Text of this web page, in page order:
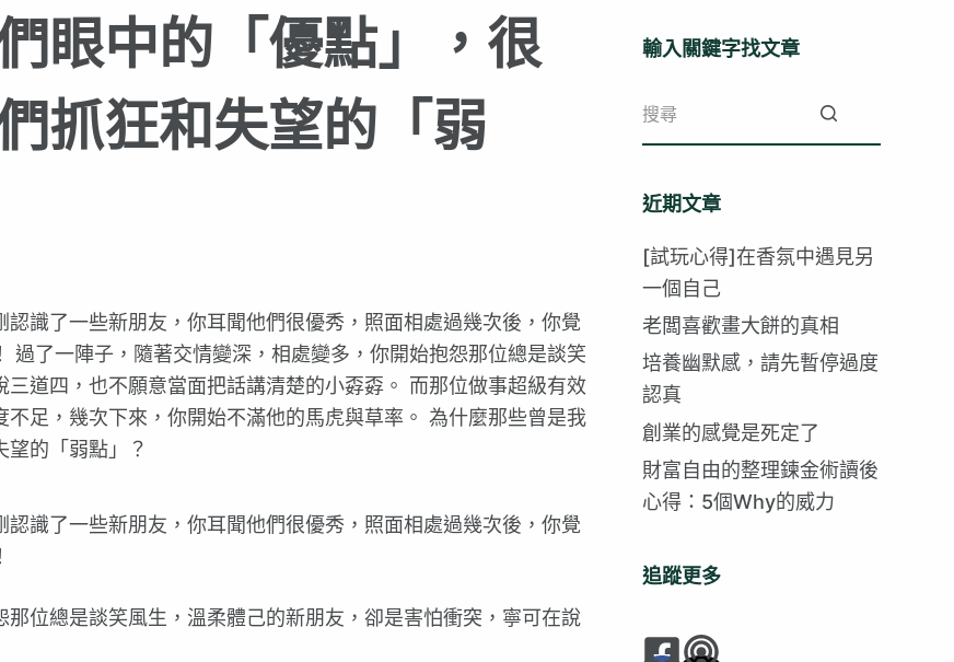
眼中的「優點」，很
抓狂和失望的「弱
識了一些新朋友，你耳聞他們很優秀，照面相處過幾次後，你覺
過了一陣子，隨著交情變深，相處變多，你開始抱怨那位總是談笑
道四，也不願意當面把話講清楚的小孬孬。 而那位做事超級有效
足，幾次下來，你開始不滿他的馬虎與草率。 為什麼那些曾是我
的「弱點」？
識了一些新朋友，你耳聞他們很優秀，照面相處過幾次後，你覺
位總是談笑風生，溫柔體己的新朋友，卻是害怕衝突，寧可在說
輸入關鍵字找文章
不
符
合
的
近期文章
[試玩心得]在香氛中遇見另
一個自己
老闆喜歡畫大餅的真相
培養幽默感，請先暫停過度
認真
創業的感覺是死定了
財富自由的整理鍊金術讀後
心得：5個Why的威力
追蹤更多